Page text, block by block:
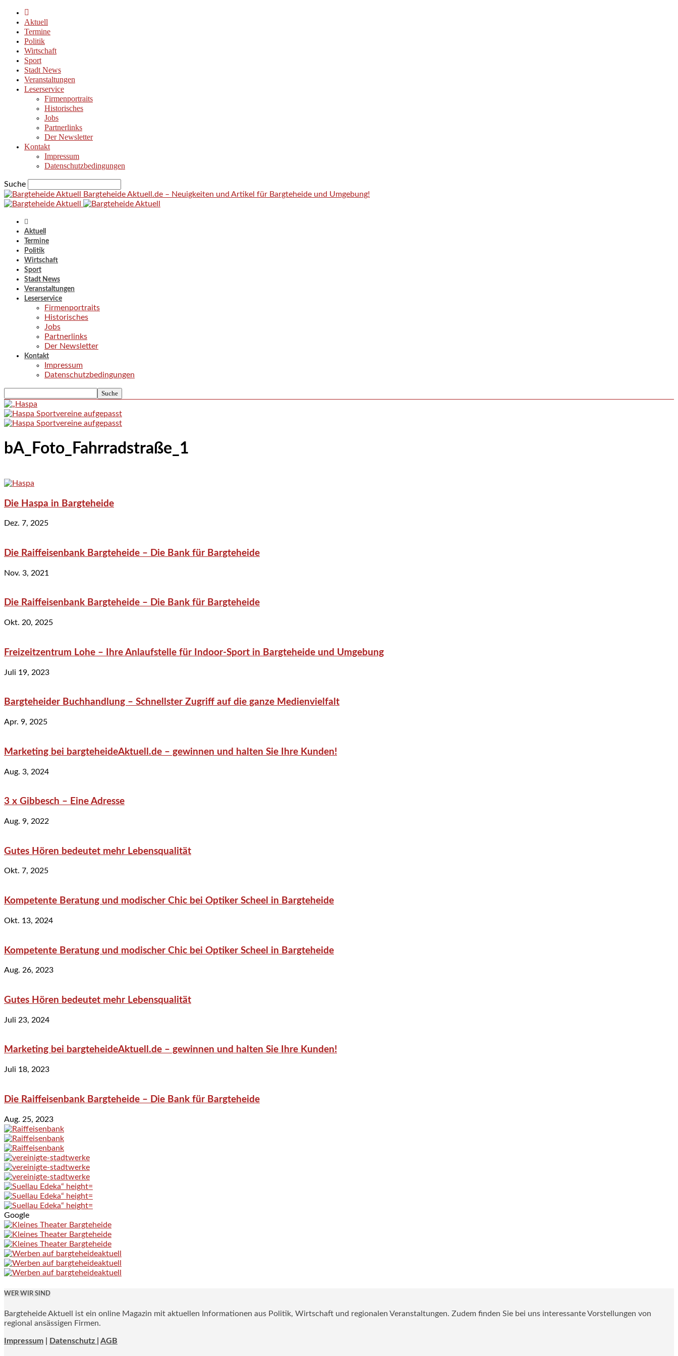
Aktuell
Termine
Politik
Wirtschaft
Sport
Stadt News
Veranstaltungen
Leserservice
Firmenportraits
Historisches
Jobs
Partnerlinks
Der Newsletter
Kontakt
Impressum
Datenschutzbedingungen
Suche
Bargteheide Aktuell.de – Neuigkeiten und Artikel für Bargteheide und Umgebung!
Aktuell
Termine
Politik
Wirtschaft
Sport
Stadt News
Veranstaltungen
Leserservice
Firmenportraits
Historisches
Jobs
Partnerlinks
Der Newsletter
Kontakt
Impressum
Datenschutzbedingungen
bA_Foto_Fahrradstraße_1
Die Haspa in Bargteheide
Dez. 7, 2025
Die Raiffeisenbank Bargteheide – Die Bank für Bargteheide
Nov. 3, 2021
Die Raiffeisenbank Bargteheide – Die Bank für Bargteheide
Okt. 20, 2025
Freizeitzentrum Lohe – Ihre Anlaufstelle für Indoor-Sport in Bargteheide und Umgebung
Juli 19, 2023
Bargteheider Buchhandlung – Schnellster Zugriff auf die ganze Medienvielfalt
Apr. 9, 2025
Marketing bei bargteheideAktuell.de – gewinnen und halten Sie Ihre Kunden!
Aug. 3, 2024
3 x Gibbesch – Eine Adresse
Aug. 9, 2022
Gutes Hören bedeutet mehr Lebensqualität
Okt. 7, 2025
Kompetente Beratung und modischer Chic bei Optiker Scheel in Bargteheide
Okt. 13, 2024
Kompetente Beratung und modischer Chic bei Optiker Scheel in Bargteheide
Aug. 26, 2023
Gutes Hören bedeutet mehr Lebensqualität
Juli 23, 2024
Marketing bei bargteheideAktuell.de – gewinnen und halten Sie Ihre Kunden!
Juli 18, 2023
Die Raiffeisenbank Bargteheide – Die Bank für Bargteheide
Aug. 25, 2023
Google
WER WIR SIND
Bargteheide Aktuell ist ein online Magazin mit aktuellen Informationen aus Politik, Wirtschaft und regionalen Veranstaltungen. Zudem finden Sie bei uns interessante Vorstellungen von
regional ansässigen Firmen.
Impressum Datenschutz | AGB